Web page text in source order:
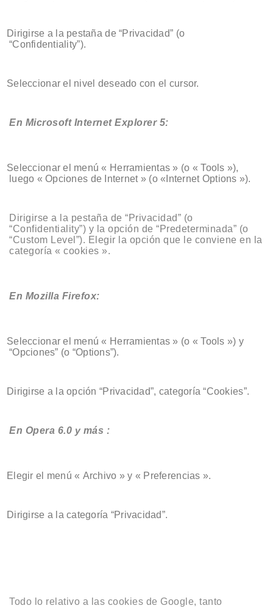
Dirigirse a la pestaña de “Privacidad” (o
“Confidentiality”).
Seleccionar el nivel deseado con el cursor.
En Microsoft Internet Explorer 5:
Seleccionar el menú « Herramientas » (o « Tools »),
luego « Opciones de Internet » (o «Internet Options »).
Dirigirse a la pestaña de “Privacidad” (o
“Confidentiality”) y la opción de “Predeterminada” (o
“Custom Level”). Elegir la opción que le conviene en la
categoría « cookies ».
En Mozilla Firefox:
Seleccionar el menú « Herramientas » (o « Tools ») y
“Opciones” (o “Options”).
Dirigirse a la opción “Privacidad”, categoría “Cookies”.
En Opera 6.0 y más :
Elegir el menú « Archivo » y « Preferencias ».
Dirigirse a la categoría “Privacidad”.
Todo lo relativo a las cookies de Google, tanto